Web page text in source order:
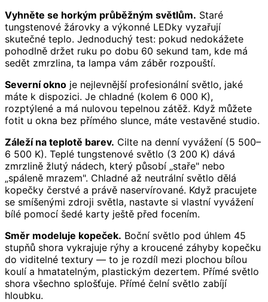
Vyhněte se horkým průběžným světlům. Staré
tungstenové žárovky a výkonné LEDky vyzařují
skutečné teplo. Jednoduchý test: pokud nedokážete
pohodlně držet ruku po dobu 60 sekund tam, kde má
sedět zmrzlina, ta lampa vám záběr rozpouští.
Severní okno je nejlevnější profesionální světlo, jaké
máte k dispozici. Je chladné (kolem 6 000 K),
rozptýlené a má nulovou tepelnou zátěž. Když můžete
fotit u okna bez přímého slunce, máte vestavěné studio.
Záleží na teplotě barev. Cilte na denní vyvážení (5 500–
6 500 K). Teplé tungstenové světlo (3 200 K) dává
zmrzlině žlutý nádech, který působí „staře" nebo
„spáleně mrazem". Chladné až neutrální světlo dělá
kopečky čerstvé a právě naservírované. Když pracujete
se smíšenými zdroji světla, nastavte si vlastní vyvážení
bílé pomocí šedé karty ještě před focením.
Směr modeluje kopeček. Boční světlo pod úhlem 45
stupňů shora vykrajuje rýhy a kroucené záhyby kopečku
do viditelné textury — to je rozdíl mezi plochou bílou
koulí a hmatatelným, plastickým dezertem. Přímé světlo
shora všechno splošťuje. Přímé čelní světlo zabíjí
hloubku.